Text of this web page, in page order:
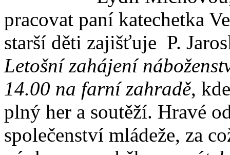
pracovat paní katechetka
starší děti zajišťuje P.
Letošní zahájení
14.00 na farní zahradě,
plný her a soutěží. Hravé
společenství mládeže, za